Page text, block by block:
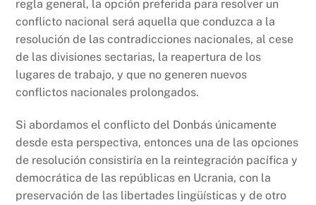
regla general, la opción preferida para resolver un
conflicto nacional será aquella que conduzca a la
resolución de las contradicciones nacionales, al cese
de las divisiones sectarias, la reapertura de los
lugares de trabajo, y que no generen nuevos
conflictos nacionales prolongados.
Si abordamos el conflicto del Donbás únicamente
desde esta perspectiva, entonces una de las opciones
de resolución consistiría en la reintegración pacífica y
democrática de las repúblicas en Ucrania, con la
preservación de las libertades lingüísticas y de otro